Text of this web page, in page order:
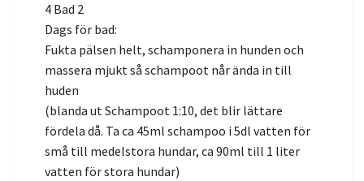
4 Bad 2
Dags för bad:
Fukta pälsen helt, schamponera in hunden och
massera mjukt så schampoot når ända in till
huden
(blanda ut Schampoot 1:10, det blir lättare
fördela då. Ta ca 45ml schampoo i 5dl vatten för
små till medelstora hundar, ca 90ml till 1 liter
vatten för stora hundar)